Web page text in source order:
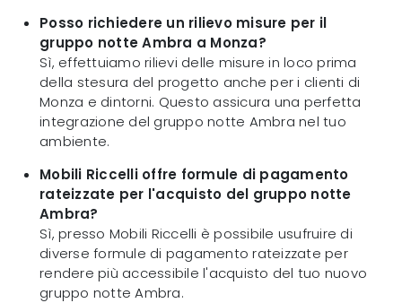
Posso richiedere un rilievo misure per il
gruppo notte Ambra a Monza?
Sì, effettuiamo rilievi delle misure in loco prima
della stesura del progetto anche per i clienti di
Monza e dintorni. Questo assicura una perfetta
integrazione del gruppo notte Ambra nel tuo
ambiente.
Mobili Riccelli offre formule di pagamento
rateizzate per l'acquisto del gruppo notte
Ambra?
Sì, presso Mobili Riccelli è possibile usufruire di
diverse formule di pagamento rateizzate per
rendere più accessibile l'acquisto del tuo nuovo
gruppo notte Ambra.